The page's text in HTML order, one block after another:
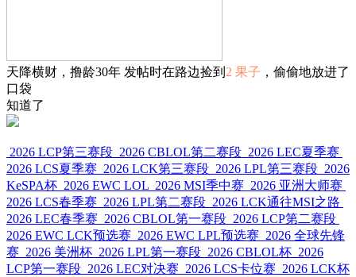
天降横财，撸龄30年 发帖时在路边捡到 2 果子 ，偷偷地放进了
口袋
知道了
2026 LCP第三赛段 2026 CBLOL第二赛段 2026 LEC夏季赛
2026 LCS夏季赛 2026 LCK第三赛段 2026 LPL第三赛段 2026
KeSPA杯 2026 EWC LOL 2026 MSI季中赛 2026 亚洲大师赛
2026 LCS春季赛 2026 LPL第二赛段 2026 LCK通往MSI之路
2026 LEC春季赛 2026 CBLOL第一赛段 2026 LCP第二赛段
2026 EWC LCK预选赛 2026 EWC LPL预选赛 2026 全球先锋
赛 2026 美洲杯 2026 LPL第一赛段 2026 CBLOL杯 2026
LCP第一赛段 2026 LEC对决赛 2026 LCS卡位赛 2026 LCK杯